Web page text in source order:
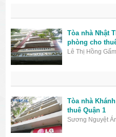
Tòa nhà Nhật
phòng cho
Lê Thị Hồng
Tòa nhà
thuê Quận 1
Sương Nguyệt